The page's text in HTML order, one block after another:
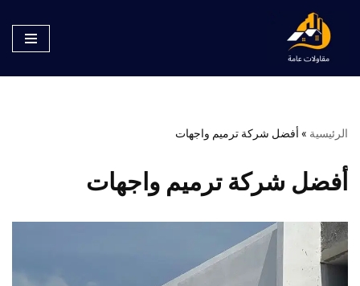
تخطى
الرئيسية » أفضل شركة ترميم واجهات
أفضل شركة ترميم واجهات